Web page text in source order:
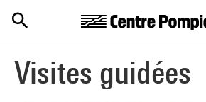
Visites guidées